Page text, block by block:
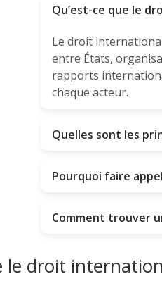
Qu’est-ce que le
Le droit
entre États,
rapports
chaque acteur.
Quelles sont les
Pourquoi faire
Comment trouver
le droit